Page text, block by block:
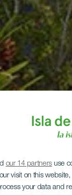
our 14 partners use
visit on this
your data and